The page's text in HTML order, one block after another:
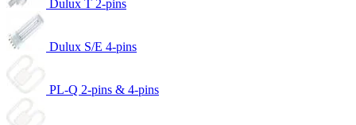
Dulux T 2-pins
Dulux S/E 4-pins
PL-Q 2-pins & 4-pins